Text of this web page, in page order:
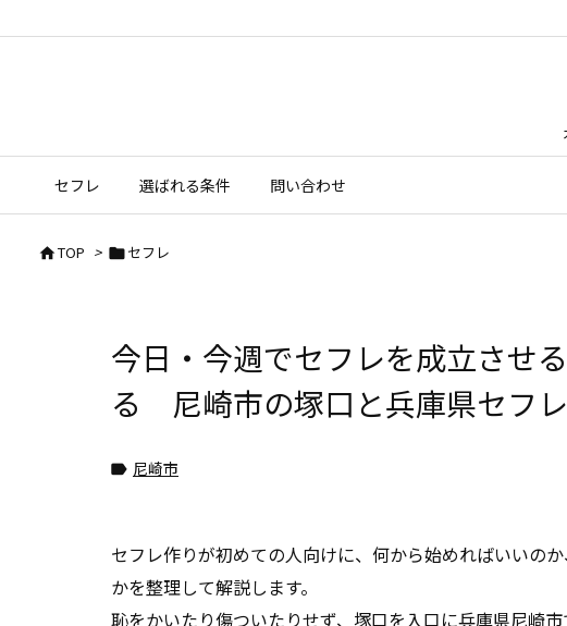
セフレ 選ばれる条件 問い合わせ
TOP > セフレ
今日・今週でセフレを成立させ
る 尼崎市の塚口と兵庫県セフ
 尼崎市
セフレ作りが初めての人向けに、何から始めればいいの
かを整理して解説します。
恥をかいたり傷ついたりせず、塚口を入口に兵庫県尼崎